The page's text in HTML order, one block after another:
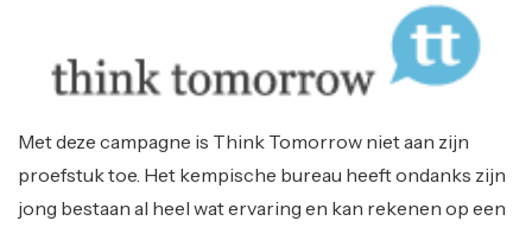
Met deze campagne is Think Tomorrow niet aan zijn
proefstuk toe. Het kempische bureau heeft ondanks zijn
jong bestaan al heel wat ervaring en kan rekenen op een